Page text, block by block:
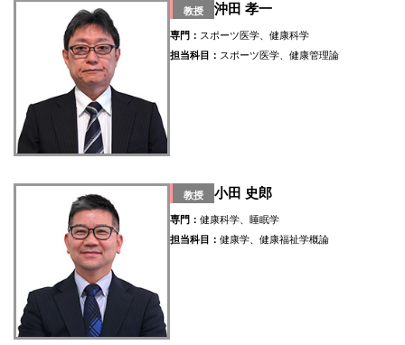
教授 沖田 孝一
専門： スポーツ医学、健康科学
担当科目： スポーツ医学、健康管理論
教授 小田 史郎
専門：健康科学、睡眠学
担当科目：健康学、健康福祉学概論